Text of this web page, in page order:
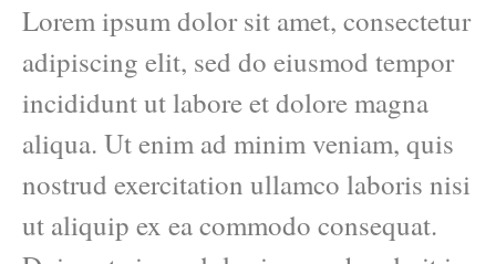
Lorem ipsum dolor sit amet, consectetur
adipiscing elit, sed do eiusmod tempor
incididunt ut labore et dolore magna
aliqua. Ut enim ad minim veniam, quis
nostrud exercitation ullamco laboris nisi
ut aliquip ex ea commodo consequat.